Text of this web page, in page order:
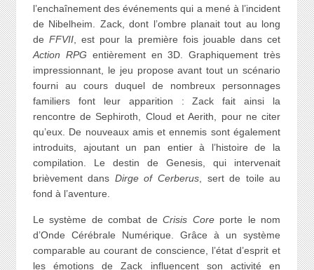
l’enchaînement des événements qui a mené à l’incident
de Nibelheim. Zack, dont l’ombre planait tout au long
deFFVII , est pour la première fois jouable dans cet
Action RPG entièrement en 3D. Graphiquement très
impressionnant, le jeu propose avant tout un scénario
fourni au cours duquel de nombreux personnages
familiers font leur apparition : Zack fait ainsi la
rencontre de Sephiroth, Cloud et Aerith, pour ne citer
qu’eux. De nouveaux amis et ennemis sont également
introduits, ajoutant un pan entier à l’histoire de la
compilation. Le destin de Genesis, qui intervenait
brièvement dans Dirge of Cerberus , sert de toile au
fond à l’aventure.
Le système de combat deCrisis Coreporte le nom
d’Onde Cérébrale Numérique. Grâce à un système
comparable au courant de conscience, l’état d’esprit et
les émotions de Zack influencent son activité en